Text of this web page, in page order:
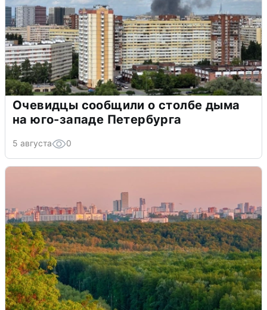
Очевидцы сообщили о столбе дыма
на юго-западе Петербурга
5 августа 0